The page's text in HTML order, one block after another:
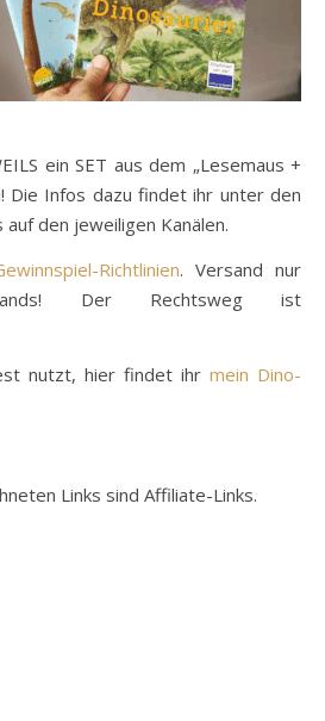
ein SET aus dem „Lesemaus +
Die Infos dazu findet ihr unter den
den jeweiligen Kanälen.
Richtlinien. Versand nur
Der Rechtsweg ist
nutzt, hier findet ihr mein Dino-
Links sind Affiliate-Links.